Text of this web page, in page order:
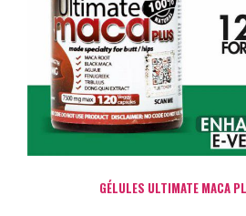
GÉLULES ULTIMATE MACA